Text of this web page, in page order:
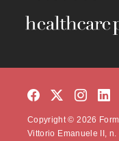
Copyright © 2026
Vittorio Emanuele II, n.